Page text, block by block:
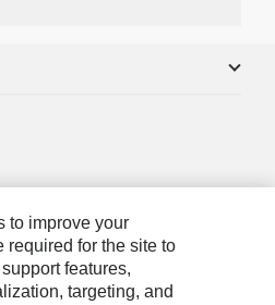
to improve your
required for the site to
features,
targeting, and